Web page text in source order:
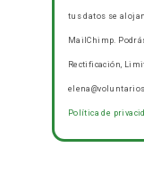
tus datos se
MailChimp.
Rectificación,
Política de